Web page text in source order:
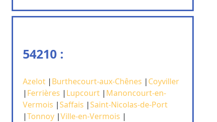
54210 :
Azelot | Burthecourt-aux-Chênes | Coyviller
| Ferrières | Lupcourt | Manoncourt-en-
Vermois |Saffais |Saint-Nicolas-de-Port
|Tonnoy |Ville-en-Vermois |